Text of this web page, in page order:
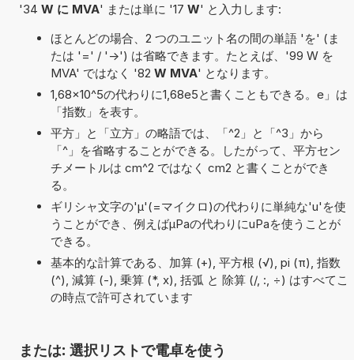
'34 W に MVA' または単に '17 W' と入力します:
ほとんどの場合、2 つのユニット名の間の単語 'を' (ま
たは '=' / '->') は省略できます。たとえば、'99 W を
MVA' ではなく '82 W MVA' となります。
1,68×10^5の代わりに1,68e5と書くこともできる。e」は
「指数」を表す。
平方」と「立方」の略語では、「^2」と「^3」から
「^」を省略することができる。したがって、平方セン
チメートルは cm^2 ではなく cm2 と書くことができ
る。
ギリシャ文字の'μ'(=マイクロ)の代わりに単純な'u'を使
うことができ、例えばµPaの代わりにuPaを使うことが
できる。
基本的な計算である、加算 (+), 平方根 (√), pi (π), 指数
(^), 減算 (-), 乗算 (*, x), 括弧 と 除算 (/, :, ÷) はすべてこ
の時点で許可されています
または: 選択リストで電卓を使う